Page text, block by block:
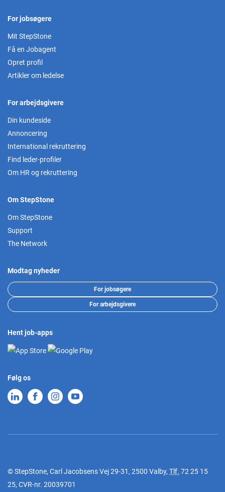
For jobsøgere
Mit StepStone
Få en Jobagent
Opret profil
Artikler om ledelse
For arbejdsgivere
Din kundeside
Annoncering
International rekruttering
Find leder-profiler
Om HR og rekruttering
Om StepStone
Om StepStone
Support
The Network
Modtag nyheder
For jobsøgere
For arbejdsgivere
Hent job-apps
Følg os
© StepStone, Carl Jacobsens Vej 29-31, 2500 Valby, Tlf. 72 25 15
25, CVR-nr. 20039701